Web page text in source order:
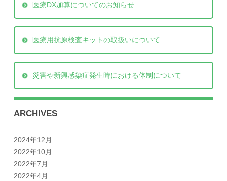
医療DX加算についてのお知らせ
医療用抗原検査キットの取扱いについて
災害や新興感染症発生時における体制について
ARCHIVES
2024年12月
2022年10月
2022年7月
2022年4月